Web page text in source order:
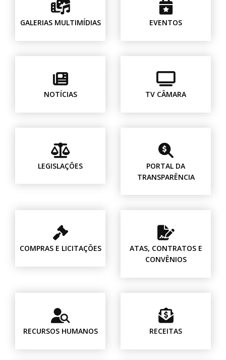
GALERIAS MULTIMÍDIAS EVENTOS
NOTÍCIAS TV CÂMARA
LEGISLAÇÕES
PORTAL DA
TRANSPARÊNCIA
COMPRAS E LICITAÇÕES
ATAS, CONTRATOS E
CONVÊNIOS
RECURSOS HUMANOS RECEITAS